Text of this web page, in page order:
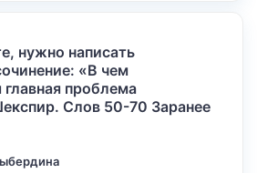
нужно написать
«В чем
главная проблема
Слов 50-70 Заранее